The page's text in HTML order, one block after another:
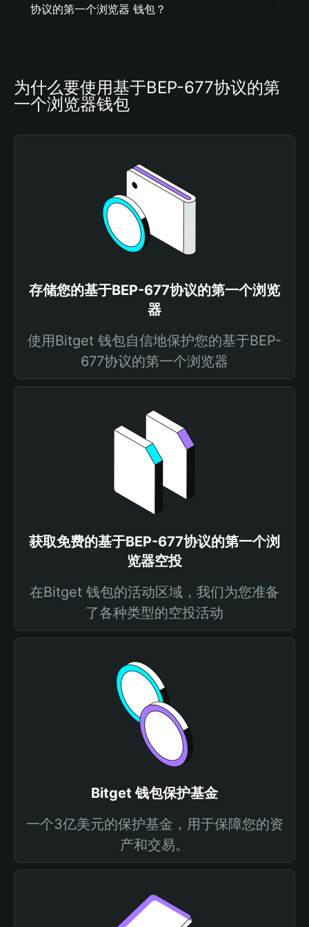
协议的第一个浏览器 钱包？
为什么要使用基于BEP-677协议的第
一个浏览器钱包
存储您的基于BEP-677协议的第一个浏览
器
使用Bitget 钱包自信地保护您的基于BEP-
677协议的第一个浏览器
获取免费的基于BEP-677协议的第一个浏
览器空投
在Bitget 钱包的活动区域，我们为您准备
了各种类型的空投活动
Bitget 钱包保护基金
一个3亿美元的保护基金，用于保障您的资
产和交易。